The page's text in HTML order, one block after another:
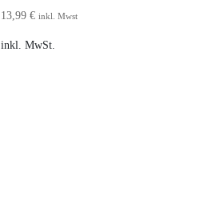
13,99€ inkl. Mwst
inkl. MwSt.